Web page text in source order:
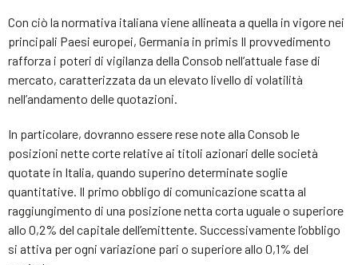
Con ciò la normativa italiana viene allineata a quella in vigore nei
principali Paesi europei, Germania in primis Il provvedimento
rafforza i poteri di vigilanza della Consob nell’attuale fase di
mercato, caratterizzata da un elevato livello di volatilità
nell’andamento delle quotazioni.
In particolare, dovranno essere rese note alla Consob le
posizioni nette corte relative ai titoli azionari delle società
quotate in Italia, quando superino determinate soglie
quantitative. Il primo obbligo di comunicazione scatta al
raggiungimento di una posizione netta corta uguale o superiore
allo 0,2% del capitale dell’emittente. Successivamente l’obbligo
si attiva per ogni variazione pari o superiore allo 0,1% del